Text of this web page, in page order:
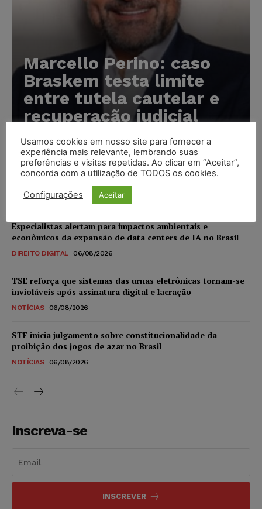
Marcello Perino: caso
Braskem testa limite
entre tutela cautelar e
recuperação judicial
IA da Anthropic cria identidades falsas em teste de
NOTÍCIAS 06/08/2026
Especialistas alertam para impactos ambientais e
econômicos da expansão de data centers de IA no Brasil
DIREITO DIGITAL 06/08/2026
TSE reforça que sistemas das urnas eletrônicas tornam-se
invioláveis após assinatura digital e lacração
NOTÍCIAS 06/08/2026
STF inicia julgamento sobre constitucionalidade da
proibição dos jogos de azar no Brasil
NOTÍCIAS 06/08/2026
Inscreva-se
INSCREVER
Usamos cookies em nosso site para fornecer a
experiência mais relevante, lembrando suas
preferências e visitas repetidas. Ao clicar em “Aceitar”,
concorda com a utilização de TODOS os cookies.
Configurações Aceitar